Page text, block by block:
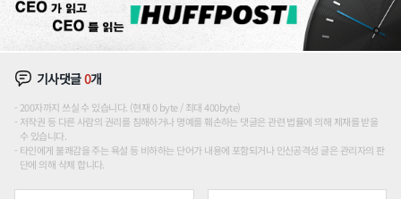
기사댓글0개
200자까지 쓰실 수 있습니다. (현재 0 byte / 최대 400byte)
저작권 등 다른 사람의 권리를 침해하거나 명예를 훼손하는 댓글은 관련 법률에 의해 제재를 받을
수 있습니다.
타인에게 불쾌감을 주는 욕설 등 비하하는 단어가 내용에 포함되거나 인신공격성 글은 관리자의 판
단에 의해 삭제 합니다.